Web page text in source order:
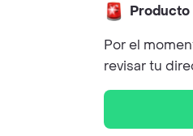
Producto
Por el
revisar tu